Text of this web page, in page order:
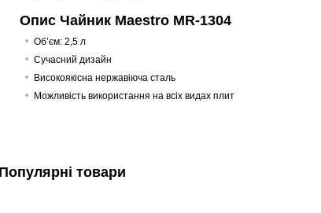
Опис Чайник Maestro MR-1304
Об’єм: 2,5 л
Сучасний дизайн
Високоякісна нержавіюча сталь
Можливість використання на всіх видах плит
товари